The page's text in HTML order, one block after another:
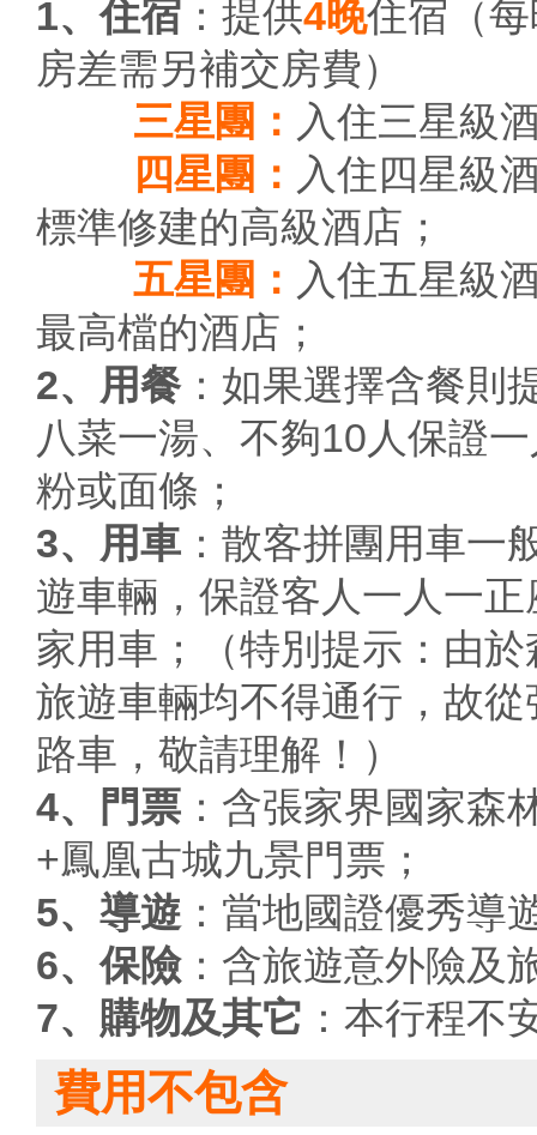
1、住宿 ：提供4晚住宿（
房差需另補交房費）
三星團： 入住三星級
四星團： 入住四星級
標準修建的高級酒店；
五星團： 入住五星級
最高檔的酒店；
2、用餐：如果選擇含餐則
八菜一湯、不夠10人保證
粉或面條；
3、用車 ：散客拼團用車
遊車輛，保證客人一人一
家用車；（特別提示：由
旅遊車輛均不得通行，故
路車，敬請理解！）
4、門票 ：含張家界國家森
+鳳凰古城九景門票；
5、導遊 ：當地國證優秀導
6、保險：含旅遊意外險及
7、購物及其它 ：本行程不
費用不包含